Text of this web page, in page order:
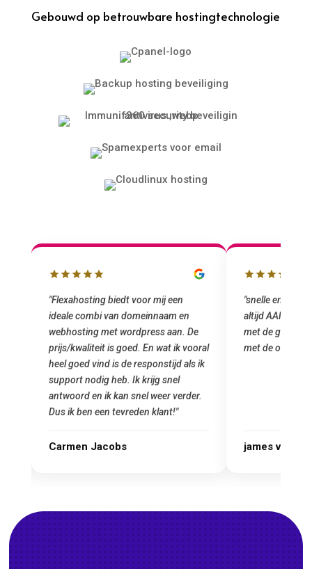
Gebouwd op betrouwbare hostingtechnologie
"snelle en vriendelijke service. staat
altijd AAN (: fijne prijzen vergeleken
met de grote jongens en dus nu al blij
met de overstap!"
james van oranje
"Top service. Ik
het installeren
was meteen
gemaakt. Top
Marcel Thijs